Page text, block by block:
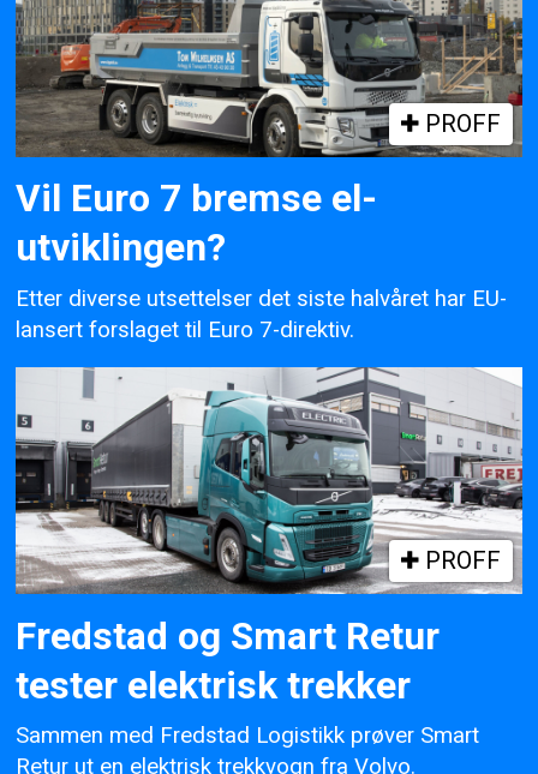
PROFF
Vil Euro 7 bremse el-
utviklingen?
Etter diverse utsettelser det siste halvåret har EU-
lansert forslaget til Euro 7-direktiv.
PROFF
Fredstad og Smart Retur
tester elektrisk trekker
Sammen med Fredstad Logistikk prøver Smart
Retur ut en elektrisk trekkvogn fra Volvo.